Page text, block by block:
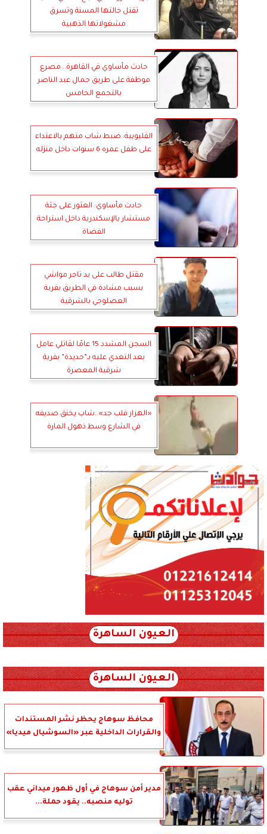
تقتل خالتها المسنة وتسرق
مشغولاتها الذهبية
حادث مأساوي في القاهرة.. مصرع
موظفة على طريق جمال عبد الناصر
بالتجمع الخامس
القليوبية: ضبط شاب متهم بالاعتداء
على طفل عمره 6 سنوات داخل منزله
حادث مأساوي: العثور على جثة
مستشار بالإسكندرية داخل استراحة
القضاة
مقتل طالب على يد تاجر مواشي
بسبب مشادة في الطريق بقرية
العصلوجي بالشرقية
السجن المشدد 15 عامًا لقاتلي عامل
بعد التعدي عليه بـ”حديدة” بقرية
شرقية المعصرة
«الهزار قلب جد»..شاب يخنق صديقه
في الشارع وسط ذهول المارة
العيون الساهرة
العيون الساهرة
محافظ سوهاج يحظر نشر المستندات
والقرارات الداخلية عبر «السوشيال ميديا»
مدير أمن سوهاج في أول ظهور ميداني عقب
توليه منصبه.. يقود حملة...